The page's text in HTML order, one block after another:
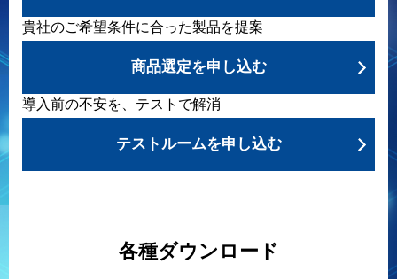
貴社のご希望条件に合った製品を提案
商品選定を申し込む
導入前の不安を、テストで解消
テストルームを申し込む
各種ダウンロード